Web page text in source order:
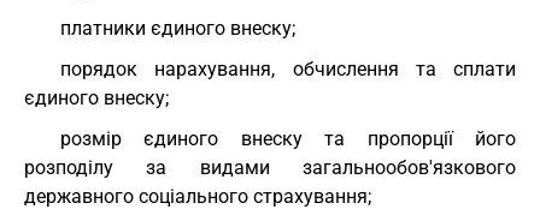
платники єдиного внеску;
порядок нарахування, обчислення та сплати
єдиного внеску;
розмір єдиного внеску та пропорції його
розподілу за видами загальнообов'язкового
державного соціального страхування;